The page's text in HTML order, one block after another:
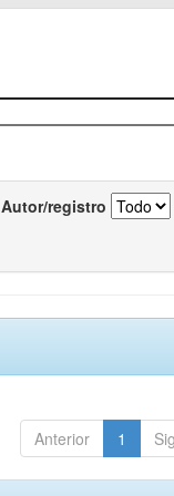
Autor/registro
Anterior 1